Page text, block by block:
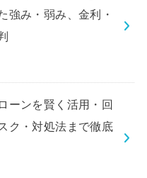
強み・弱み、金利・
ーンを賢く活用・回
ク・対処法まで徹底